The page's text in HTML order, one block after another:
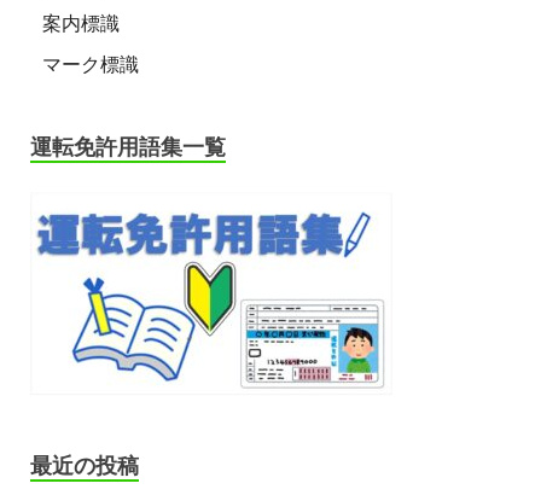
案内標識
マーク標識
運転免許用語集一覧
最近の投稿